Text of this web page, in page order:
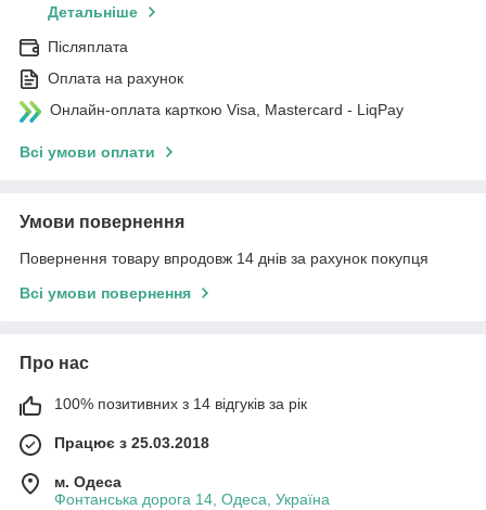
Детальніше
Післяплата
Оплата на рахунок
Онлайн-оплата карткою Visa, Mastercard - LiqPay
Всі умови оплати
Умови повернення
Повернення товару впродовж 14 днів за рахунок покупця
Всі умови повернення
Про нас
100% позитивних з 14 відгуків за рік
Працює з 25.03.2018
м. Одеса
Фонтанська дорога 14, Одеса, Україна